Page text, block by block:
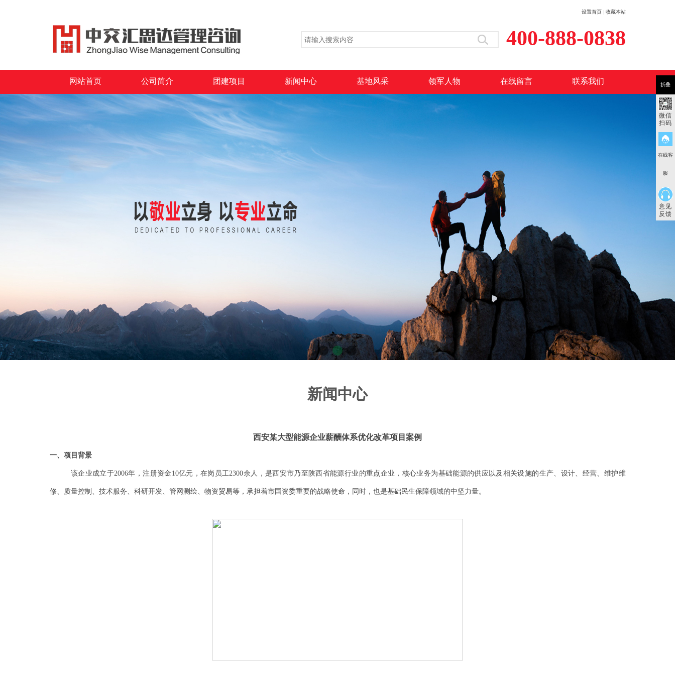
设置首页| 收藏本站
400-888-0838
网站首页 公司简介 团建项目 新闻中心 基地风采 领军人物 在线留言 联系我们
新闻中心
西安某大型能源企业薪酬体系优化改革项目案例
一、项目背景
该企业成立于2006年，注册资金 10亿元，在岗员工2300余人，是西安市乃至陕西省能源行业的重点企业，核心业务为基础能源的供应以及相关设施的生产、设计、经营、维护维
修、质量控制、技术服务、科研开发、管网测绘、物资贸易等，承担着市国资委重要的战略使命，同时，也是基础民生保障领域的中坚力量。
折叠
微信
扫码
在线客
服
意见
反馈